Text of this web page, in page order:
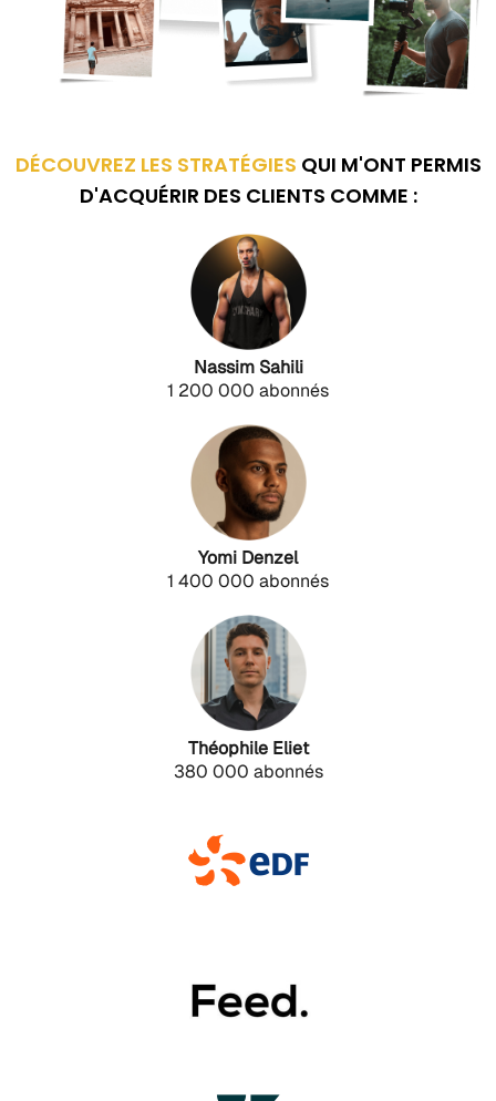
DÉCOUVREZ LES STRATÉGIES QUI M'ONT PERMIS
D'ACQUÉRIR DES CLIENTS COMME :
Nassim Sahili
1 200 000 abonnés
Yomi Denzel
1 400 000 abonnés
Théophile Eliet
380 000 abonnés